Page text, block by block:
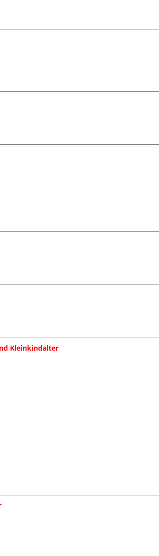
Kleinkindalter